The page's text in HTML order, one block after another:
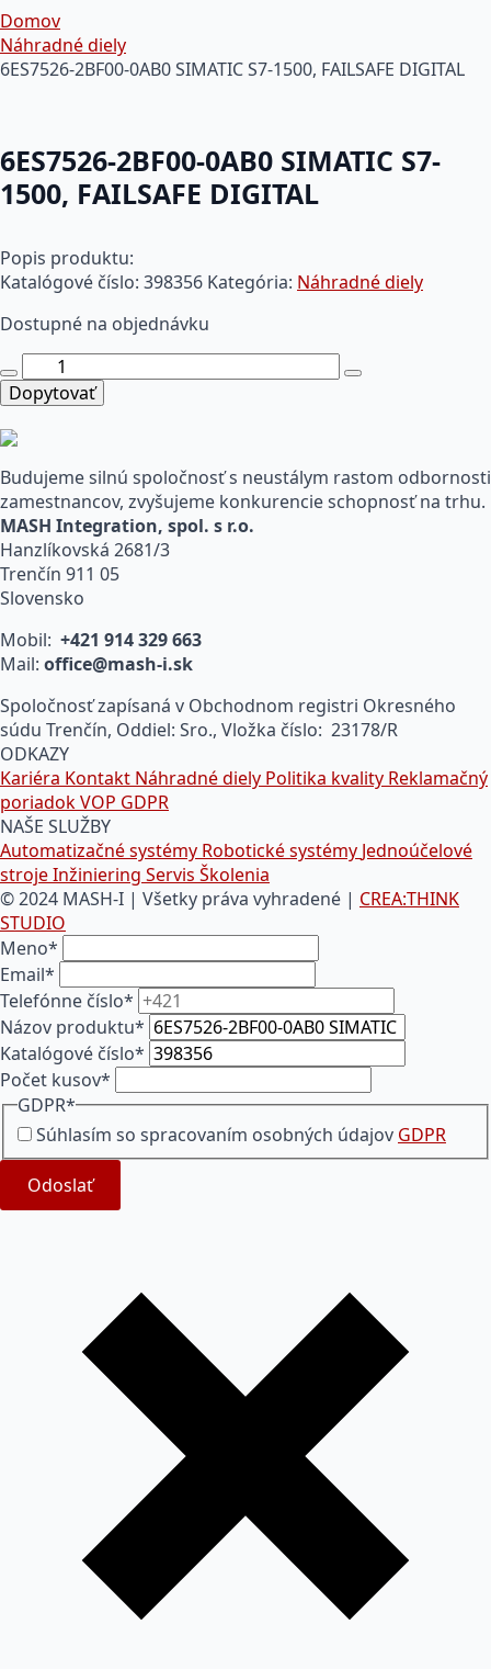
Domov
Náhradné diely
6ES7526-2BF00-0AB0 SIMATIC S7-1500, FAILSAFE DIGITAL
6ES7526-2BF00-0AB0 SIMATIC S7-
1500, FAILSAFE DIGITAL
Popis produktu:
Katalógové číslo: 398356 Kategória: Náhradné diely
Dostupné na objednávku
množstvo
6ES7526-
2BF00-
0AB0
S7-
1500,
FAILSAFE
DIGITAL
Dopytovať
Budujeme silnú spoločnosť s neustálym rastom odbornosti
zamestnancov, zvyšujeme konkurencie schopnosť na trhu.
MASH Integration, spol. s r.o.
Hanzlíkovská 2681/3
Trenčín 911 05
Slovensko
Mobil: +421 914 329 663
Mail: office@mash-i.sk
Spoločnosť zapísaná v Obchodnom registri Okresného
súdu Trenčín, Oddiel: Sro., Vložka číslo: 23178/R
ODKAZY
Kariéra Kontakt Náhradné diely Politika kvality Reklamačný
poriadokVOP GDPR
NAŠE SLUŽBY
Automatizačné systémy Robotické systémy Jednoúčelové
strojeInžiniering Servis Školenia
© 2024 MASH-I | Všetky práva vyhradené | CREA:THINK
STUDIO
Meno*
Email*
Telefónne číslo*
Názov produktu*
Katalógové číslo*
Počet kusov*
GDPR*
Súhlasím so spracovaním osobných údajov GDPR
Odoslať